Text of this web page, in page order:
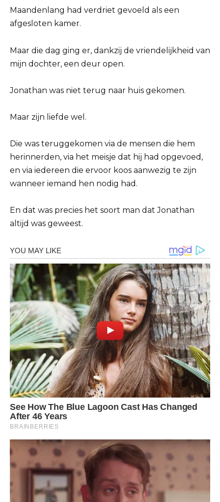
Maandenlang had verdriet gevoeld als een
afgesloten kamer.
Maar die dag ging er, dankzij de vriendelijkheid van
mijn dochter, een deur open.
Jonathan was niet terug naar huis gekomen.
Maar zijn liefde wel.
Die was teruggekomen via de mensen die hem
herinnerden, via het meisje dat hij had opgevoed,
en via iedereen die ervoor koos aanwezig te zijn
wanneer iemand hen nodig had.
En dat was precies het soort man dat Jonathan
altijd was geweest.